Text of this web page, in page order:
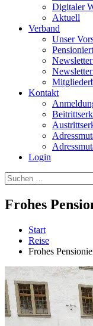
Digitaler
Aktuell
Verband
Unser
Kontakt
Login
Suchen
nach:
Frohes
Start
Reise
Frohes